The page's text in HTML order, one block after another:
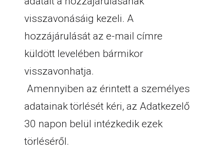
visszavonásáig kezeli. A
hozzájárulását az e-mail címre
küldött levelében bármikor
visszavonhatja.
Amennyiben az érintett a személyes
adatainak törlését kéri, az Adatkezelő
30 napon belül intézkedik ezek
törléséről.